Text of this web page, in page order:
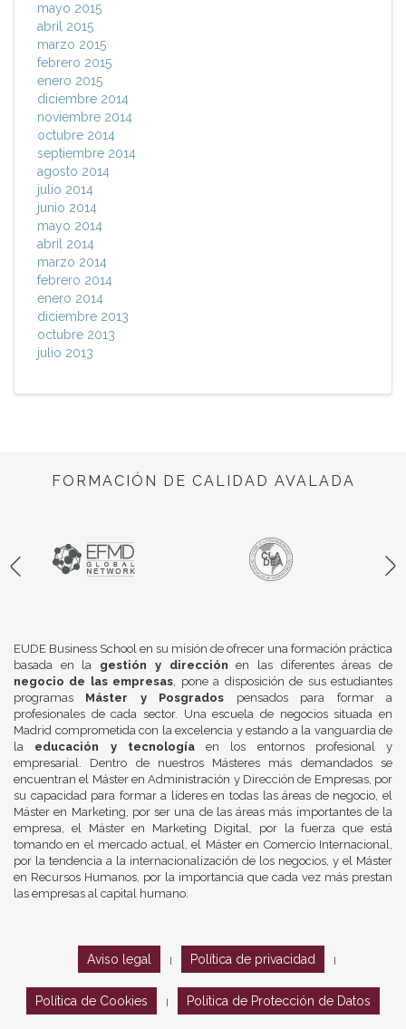
mayo 2015
abril 2015
marzo 2015
febrero 2015
enero 2015
diciembre 2014
noviembre 2014
octubre 2014
septiembre 2014
agosto 2014
julio 2014
junio 2014
mayo 2014
abril 2014
marzo 2014
febrero 2014
enero 2014
diciembre 2013
octubre 2013
julio 2013
FORMACIÓN DE CALIDAD AVALADA
EUDE Business School en su misión de ofrecer una formación práctica
basada en la gestión y dirección en las diferentes áreas de
negocio de las empresas, pone a disposición de sus estudiantes
programas Máster y Posgrados pensados para formar a
profesionales de cada sector. Una escuela de negocios situada en
Madrid comprometida con la excelencia y estando a la vanguardia de
la educación y tecnologíaen los entornos profesional y
empresarial. Dentro de nuestros Másteres más demandados se
encuentran el Máster en Administración y Dirección de Empresas, por
su capacidad para formar a líderes en todas las áreas de negocio, el
Máster en Marketing, por ser una de las áreas más importantes de la
empresa, el Máster en Marketing Digital, por la fuerza que está
tomando en el mercado actual, el Máster en Comercio Internacional,
por la tendencia a la internacionalización de los negocios, y el Máster
en Recursos Humanos, por la importancia que cada vez más prestan
las empresas al capital humano.
Aviso legal Política de privacidad
Política de Cookies Política de Protección de Datos